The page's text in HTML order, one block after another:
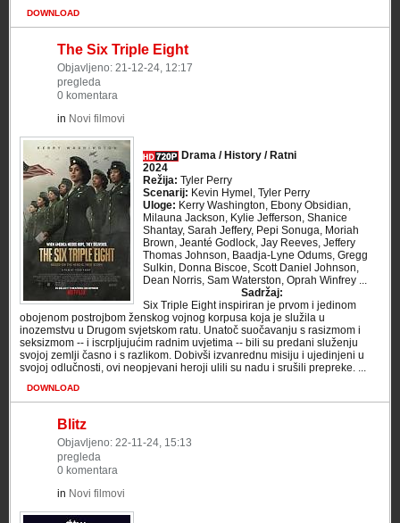
DOWNLOAD
The Six Triple Eight
Objavljeno: 21-12-24, 12:17
pregleda
0 komentara
in Novi filmovi
Drama / History / Ratni
2024
Režija: Tyler Perry
Scenarij: Kevin Hymel, Tyler Perry
Uloge: Kerry Washington, Ebony Obsidian,
Milauna Jackson, Kylie Jefferson, Shanice
Shantay, Sarah Jeffery, Pepi Sonuga, Moriah
Brown, Jeanté Godlock, Jay Reeves, Jeffery
Thomas Johnson, Baadja-Lyne Odums, Gregg
Sulkin, Donna Biscoe, Scott Daniel Johnson,
Dean Norris, Sam Waterston, Oprah Winfrey ...
Sadržaj:
Six Triple Eight inspiriran je prvom i jedinom
obojenom postrojbom ženskog vojnog korpusa koja je služila u
inozemstvu u Drugom svjetskom ratu. Unatoč suočavanju s rasizmom i
seksizmom -- i iscrpljujućim radnim uvjetima -- bili su predani služenju
svojoj zemlji časno i s razlikom. Dobivši izvanrednu misiju i ujedinjeni u
svojoj odlučnosti, ovi neopjevani heroji ulili su nadu i srušili prepreke. ...
DOWNLOAD
Blitz
Objavljeno: 22-11-24, 15:13
pregleda
0 komentara
in Novi filmovi